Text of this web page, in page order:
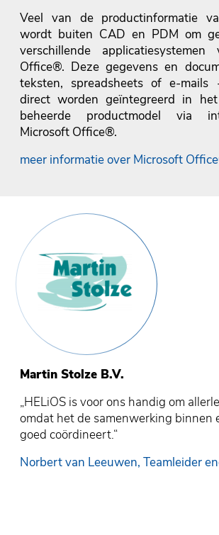
Veel van de productinformatie
wordt buiten CAD en PDM om
verschillende
Office®. Deze gegevens en
teksten, spreadsheets of e-
direct worden geïntegreerd in
beheerde productmodel via
Microsoft Office®.
meer informatie over Microsoft
Martin Stolze B.V.
„HELiOS is voor ons handig om
omdat het de samenwerking binnen
goed coördineert.“
Norbert van Leeuwen, Teamleider